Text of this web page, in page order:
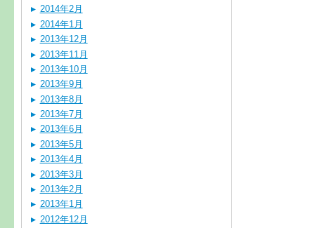
2014年2月
2014年1月
2013年12月
2013年11月
2013年10月
2013年9月
2013年8月
2013年7月
2013年6月
2013年5月
2013年4月
2013年3月
2013年2月
2013年1月
2012年12月